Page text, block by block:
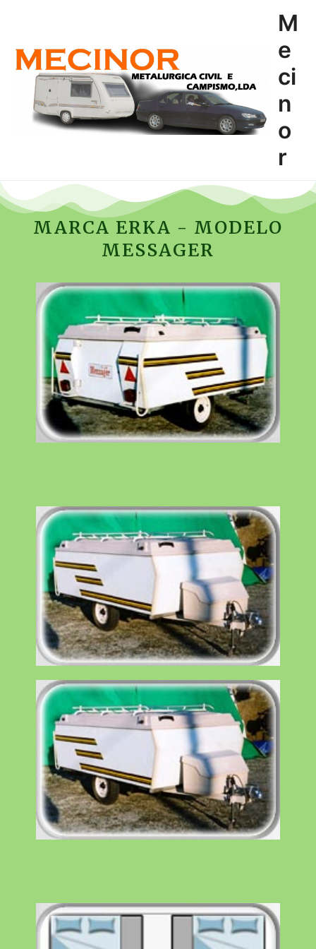
M
e
ci
n
o
r
MARCA ERKA - MODELO
MESSAGER